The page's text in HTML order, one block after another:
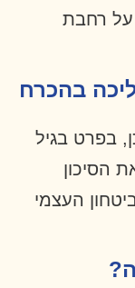
על רחבת
בהכרח
בפרט בגיל
הסיכון
העצמי